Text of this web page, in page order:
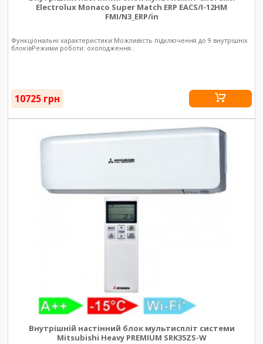
Electrolux Monaco Super Match ERP EACS/I-12HM
FMI/N3_ERP/in
Функціональні характеристики:Можливість підключення до 9 внутрішніх
блоківРежими роботи: охолодження..
10725 грн
Внутрішній настінний блок мультиспліт системи
Mitsubishi Heavy PREMIUM SRK35ZS-W